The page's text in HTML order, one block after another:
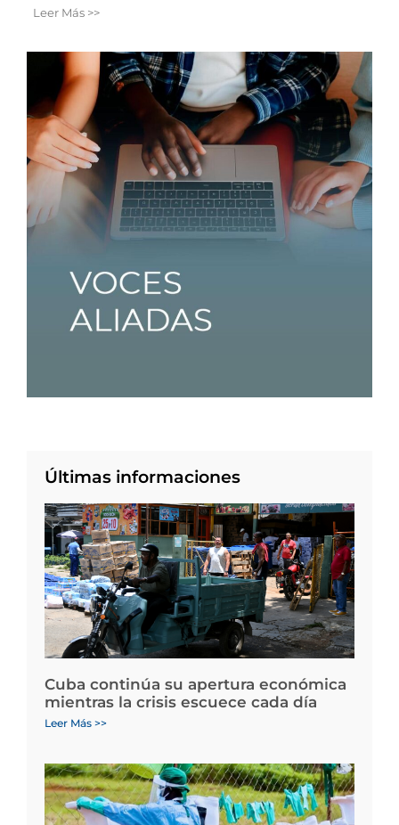
Leer Más >>
Últimas informaciones
Cuba continúa su apertura económica
mientras la crisis escuece cada día
Leer Más >>